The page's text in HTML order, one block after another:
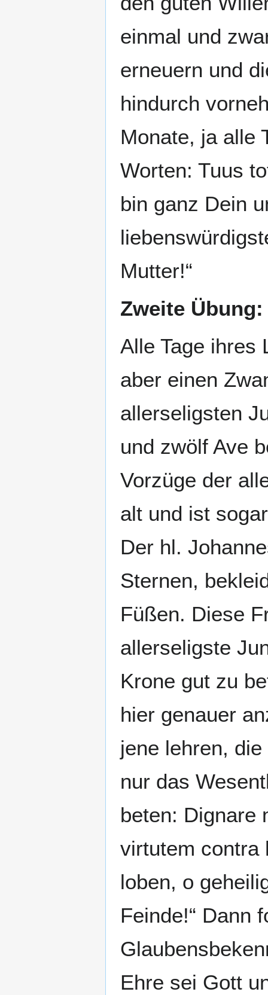
einmal und
erneuern und
hindurch
Monate, ja alle
Worten: Tuus
bin ganz Dein
Mutter!“
Zweite
Alle Tage ihres
aber einen
allerseligsten
und zwölf Ave
Vorzüge der
alt und ist
Der hl.
Sternen,
Füßen. Diese
allerseligste
Krone gut zu
hier genauer
jene lehren,
nur das
beten: Dignare
virtutem contra
loben, o
Feinde!“ Dann
Ehre sei Gott